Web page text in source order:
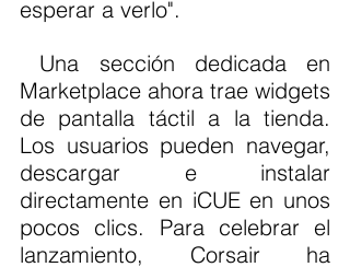
esperar a verlo".
Marketplace ahora trae widgets
de pantalla táctil a la tienda.
Los usuarios pueden navegar,
descargar e instalar
directamente en iCUE en unos
pocos clics. Para celebrar el
lanzamiento, Corsair ha